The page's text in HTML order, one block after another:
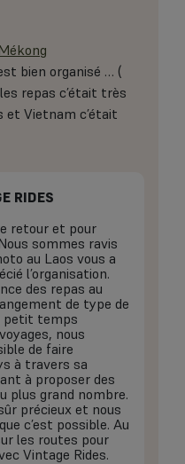
bien organisé … (
repas c’était très
et Vietnam c’était
RIDES
retour et pour
sommes ravis
au Laos vous a
l’organisation.
des repas au
de type de
petit temps
nous
de faire
à travers sa
à proposer des
plus grand nombre.
précieux et nous
c’est possible. Au
les routes pour
Vintage Rides.